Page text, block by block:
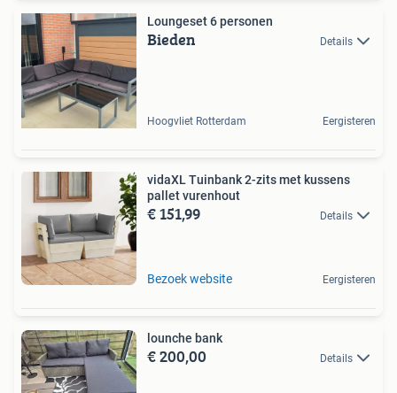
Loungeset 6 personen
Bieden Details
Hoogvliet Rotterdam Eergisteren
vidaXL Tuinbank 2-zits met kussens
pallet vurenhout
€ 151,99 Details
Bezoek website Eergisteren
lounche bank
€ 200,00 Details